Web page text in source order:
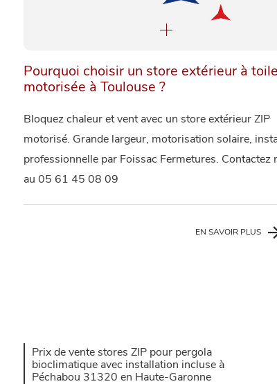
Pourquoi choisir un store extérieur à
motorisée à Toulouse ?
Bloquez chaleur et vent avec un store extérieur ZIP
motorisé. Grande largeur, motorisation solaire,
professionnelle par Foissac Fermetures. Contactez
au 05 61 45 08 09
EN SAVOIR PLUS
Prix de vente stores ZIP pour pergola
bioclimatique avec installation incluse à
Péchabou 31320 en Haute-Garonne